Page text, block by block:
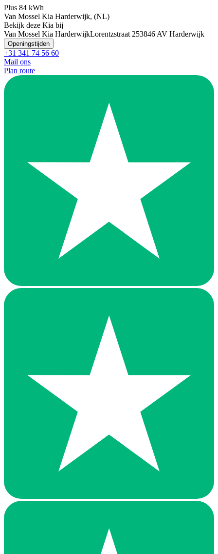
Plus 84 kWh
Van Mossel Kia Harderwijk, (NL)
Bekijk deze Kia bij
Van Mossel Kia HarderwijkLorentzstraat 253846 AV Harderwijk
Openingstijden
+31 341 74 56 60
Mail ons
Plan route